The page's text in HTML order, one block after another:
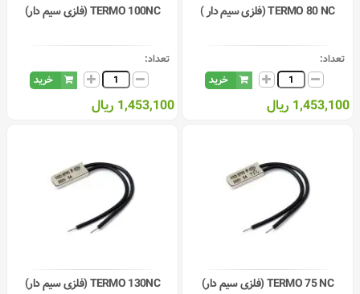
TERMO 80 NC (فلزی سیم دار )
تعداد:
خرید
1,453,100 ریال
TERMO 100NC (فلزی سیم دار)
تعداد:
خرید
1,453,100 ریال
TERMO 75 NC (فلزی سیم دار) TERMO 130NC (فلزی سیم دار)